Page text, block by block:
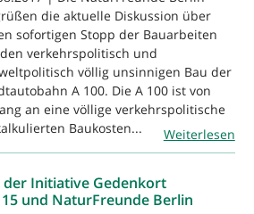
die aktuelle Diskussion über
sofortigen Stopp der Bauarbeiten
verkehrspolitisch und
völlig unsinnigen Bau der
A 100. Die A 100 ist von
an eine völlige verkehrspolitische
Baukosten...
Weiterlesen
Initiative Gedenkort
und NaturFreunde Berlin